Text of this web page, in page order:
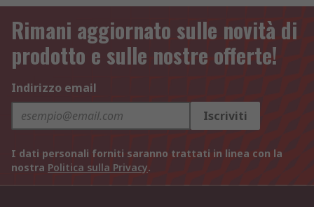
Rimani aggiornato sulle novità di
prodotto e sulle nostre offerte!
Indirizzo email
Iscriviti
I dati personali forniti saranno trattati in linea con la
nostra Politica sulla Privacy.